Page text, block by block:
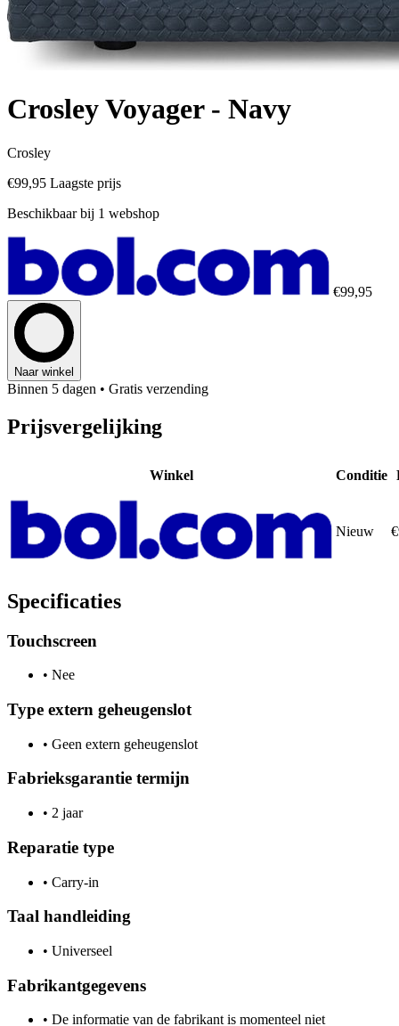
Crosley Voyager - Navy
Crosley
€99,95 Laagste prijs
Beschikbaar bij 1 webshop
€99,95
Naar winkel
Binnen 5 dagen • Gratis verzending
Prijsvergelijking
Winkel Conditie
Nieuw
Specificaties
Touchscreen
• Nee
Type extern geheugenslot
• Geen extern geheugenslot
Fabrieksgarantie termijn
• 2 jaar
Reparatie type
• Carry-in
Taal handleiding
• Universeel
Fabrikantgegevens
• De informatie van de fabrikant is momenteel niet